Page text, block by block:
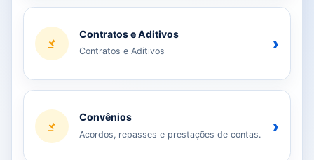
Contratos e Aditivos
Contratos e Aditivos ›
Convênios
Acordos, repasses e prestações de contas. ›